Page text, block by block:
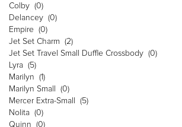
Colby (0)
Delancey (0)
Empire (0)
Jet Set Charm (2)
Jet Set Travel Small Duffle Crossbody (0)
Lyra (5)
Marilyn (1)
Marilyn Small (0)
Mercer Extra-Small (5)
Nolita (0)
Quinn (0)